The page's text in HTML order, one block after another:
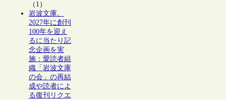
（1）
岩波文庫、
2027年に創刊
100年を迎え
るに当たり記
念企画を実
施：愛読者組
織「岩波文庫
の会」の再結
成や読者によ
る復刊リクエ